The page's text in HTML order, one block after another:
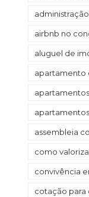
airbnb no
aluguel de
apartamento
assembleia
como
convivência
cotação para